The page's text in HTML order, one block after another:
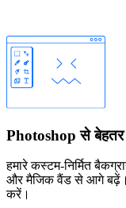
Photoshop से बेहतर
हमारे कस्टम-निर्मित
और मैजिक वैंड से आगे बढ़ें।
करें।